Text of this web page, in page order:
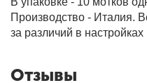
Производство - Италия.
за различий в
Отзывы